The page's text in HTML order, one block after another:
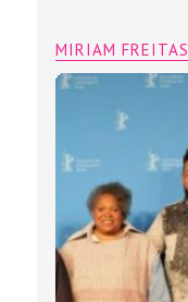
MIRIAM FREITAS